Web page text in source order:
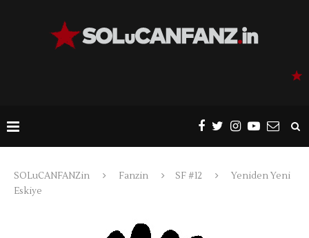
SOLuCANFANZin Fanzin SF #12
Yeniden Yeni
Eskiye